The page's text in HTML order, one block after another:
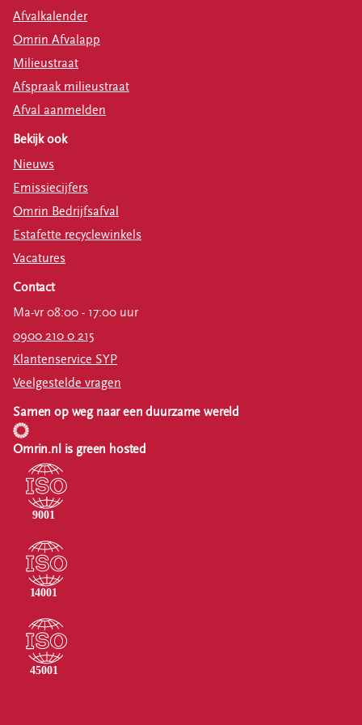
stobben
stronken
takken
Afvalkalender
Omrin Afvalapp
Milieustraat
Afspraak milieustraat
Afval aanmelden
Bekijk ook
Nieuws
Emissiecijfers
Omrin Bedrijfsafval
Estafette recyclewinkels
Vacatures
Contact
Ma-vr 08:00 - 17:00 uur
0900 210 0 215
Klantenservice SYP
Veelgestelde vragen
Samen op weg naar een duurzame wereld
Omrin.nl is green hosted